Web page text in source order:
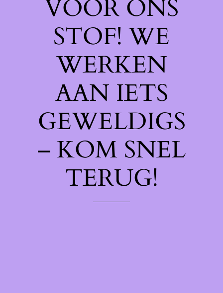
VOOR ONS
STOF! WE
WERKEN
AAN IETS
GEWELDIGS
– KOM SNEL
TERUG!